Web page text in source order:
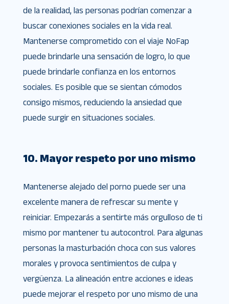
de la realidad, las personas podrían comenzar a
buscar conexiones sociales en la vida real.
Mantenerse comprometido con el viaje NoFap
puede brindarle una sensación de logro, lo que
puede brindarle confianza en los entornos
sociales. Es posible que se sientan cómodos
consigo mismos, reduciendo la ansiedad que
puede surgir en situaciones sociales.
10. Mayor respeto por uno mismo
Mantenerse alejado del porno puede ser una
excelente manera de refrescar su mente y
reiniciar. Empezarás a sentirte más orgulloso de ti
mismo por mantener tu autocontrol. Para algunas
personas la masturbación choca con sus valores
morales y provoca sentimientos de culpa y
vergüenza. La alineación entre acciones e ideas
puede mejorar el respeto por uno mismo de una